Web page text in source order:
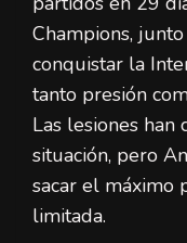
Champions,
conquistar la
tanto presión
Las lesiones han
situación, pero
sacar el máximo
limitada.